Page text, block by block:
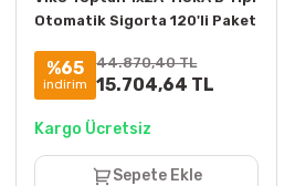
Otomatik Sigorta 120'li Paket
%65
indirim
44.870,40 TL
15.704,64 TL
Kargo Ücretsiz
Sepete Ekle